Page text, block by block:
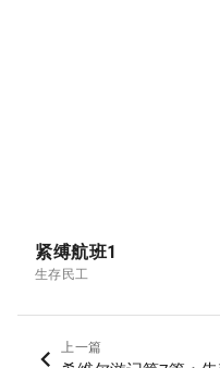
紧缚航班1
生存民工
上一篇